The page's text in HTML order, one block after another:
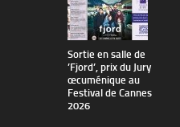
Sortie en salle de
’Fjord’, prix du Jury
œcuménique au
Festival de Cannes
2026